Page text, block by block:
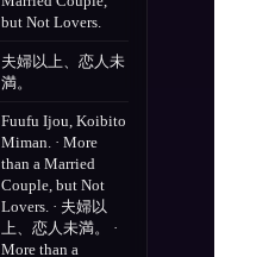
but Not Lovers.
夫婦以上、恋人未
満。
Fuufu Ijou, Koibito
Miman. · More
than a Married
Couple, but Not
Lovers. · 夫婦以
上、恋人未満。 ·
More than a